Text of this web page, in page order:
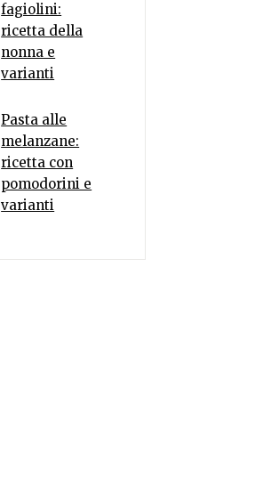
fagiolini:
ricetta della
nonna e
varianti
Pasta alle
melanzane:
ricetta con
pomodorini e
varianti